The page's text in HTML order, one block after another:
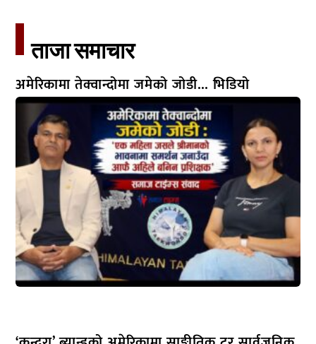
ताजा समाचार​
अमेरिकामा तेक्वान्दोमा जमेको जोडी… भिडियो